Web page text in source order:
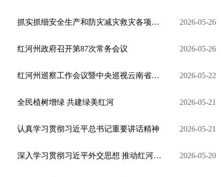
抓实抓细安全生产和防灾减灾救灾各项工作 切实维护人民群众生命财产安全 2026-05-26
红河州政府召开第87次常务会议 2026-05-26
红河州巡察工作会议暨中央巡视云南省反馈问题整改涉及红河州事项和省委巡视整改推进会召开 2026-05-22
全民植树增绿 共建绿美红河 2026-05-21
认真学习贯彻习近平总书记重要讲话精神 2026-05-21
深入学习贯彻习近平外交思想 推动红河州对外开放迈上新台阶 2026-05-20